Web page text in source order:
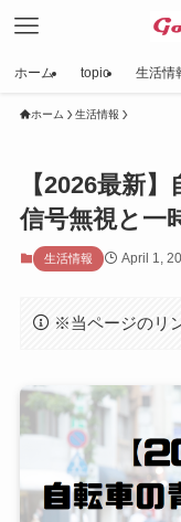
ホーム topic 生活情
ホーム 生活情報
【2026最新
信号無視と一
生活情報 April 1,
※当ページのリ